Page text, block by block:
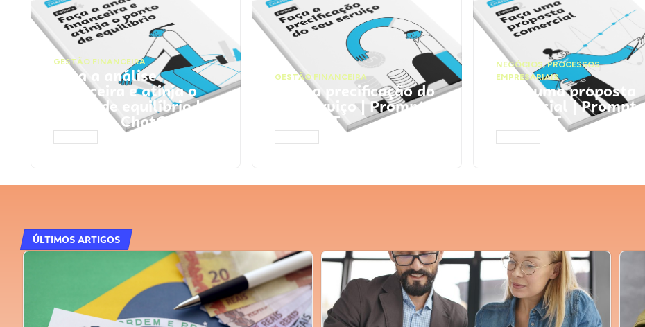
GESTÃO FINANCEIRA
Faça a análise
financeira e atinja o
ponto de equilíbrio |
Prompts ChatGPT
GESTÃO FINANCEIRA
Faça a precificação do
seu serviço | Prompts
ChatGPT
NEGÓCIOS,PROCESSOS
EMPRESARIAIS
Faça uma proposta
comercial | Prompts
ChatGPT
ÚLTIMOS ARTIGOS